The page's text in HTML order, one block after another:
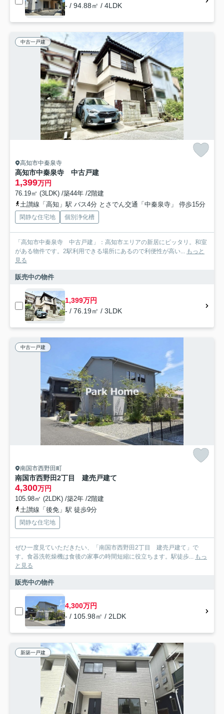
- / 94.88㎡ / 4LDK
中古一戸建
高知市中秦泉寺
高知市中秦泉寺 中古戸建
1,399万円
76.19㎡ (3LDK) /築44年 /2階建
土讃線「高知」駅 バス4分 とさでん交通「中秦泉寺」 停歩15分
閑静な住宅地 個別浄化槽
「高知市中秦泉寺 中古戸建」：高知市エリアの新居にピッタリ。和室
がある物件です。2駅利用できる場所にあるので利便性が高い... もっと
見る
販売中の物件
1,399万円
- / 76.19㎡ / 3LDK
中古一戸建
南国市西野田町
南国市西野田2丁目 建売戸建て
4,300万円
105.98㎡ (2LDK) /築2年 /2階建
土讃線「後免」駅 徒歩9分
閑静な住宅地
ぜひ一度見ていただきたい、「南国市西野田2丁目 建売戸建て」で
す。食器洗乾燥機は食後の家事の時間短縮に役立ちます。駅徒歩... もっ
と見る
販売中の物件
4,300万円
- / 105.98㎡ / 2LDK
新築一戸建